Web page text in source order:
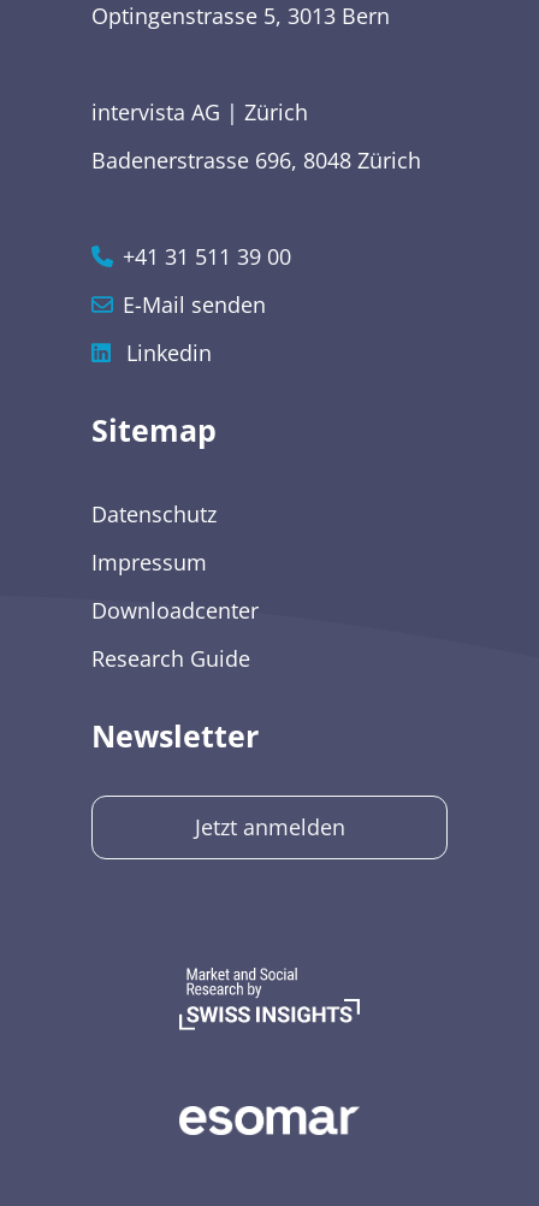
Optingenstrasse 5, 3013 Bern
intervista AG | Zürich
Badenerstrasse 696, 8048 Zürich
+41 31 511 39 00
E-Mail senden
Linkedin
Sitemap
Datenschutz
Impressum
Downloadcenter
Research Guide
Newsletter
Jetzt anmelden